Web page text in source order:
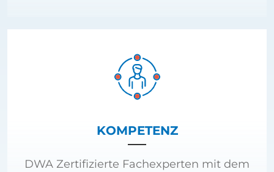
KOMPETENZ
DWA Zertifizierte Fachexperten mit dem